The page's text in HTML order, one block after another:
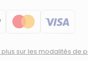
plus sur les modalités de